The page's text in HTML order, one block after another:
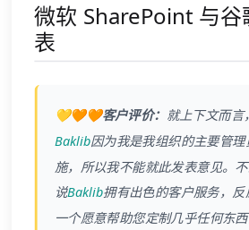
微软 SharePoint 与谷
表
💛🧡🧡客户评价： 就上下文而言
Baklib因为我是我组织的主要管
施，所以我不能就此发表意见。
说Baklib拥有出色的客户服务，
一个愿意帮助您定制几乎任何东